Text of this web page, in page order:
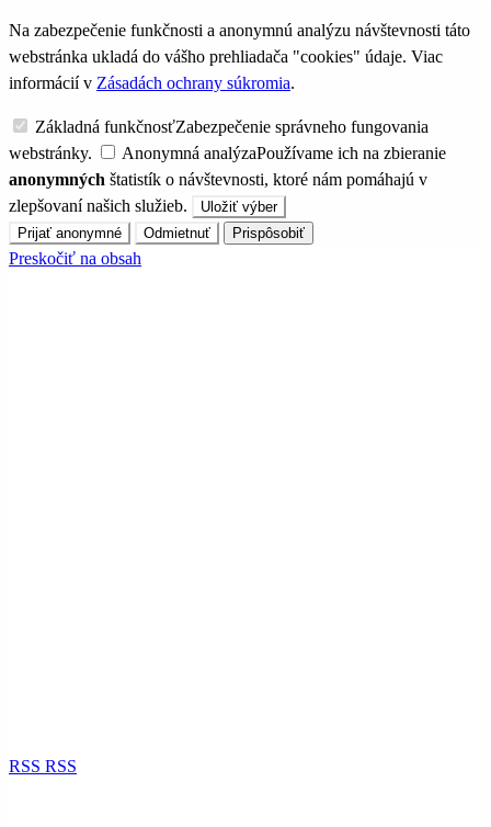
Na zabezpečenie funkčnosti a anonymnú analýzu návštevnosti táto
webstránka ukladá do vášho prehliadača "cookies" údaje. Viac
informácií v Zásadách ochrany súkromia.
Základná funkčnosťZabezpečenie správneho fungovania
webstránky.
Anonymná analýzaPoužívame ich na zbieranie
anonymných štatistík o návštevnosti, ktoré nám pomáhajú v
zlepšovaní našich služieb.
Uložiť výber
Prijať anonymné
Odmietnuť Prispôsobiť
Preskočiť na obsah
RSS RSS